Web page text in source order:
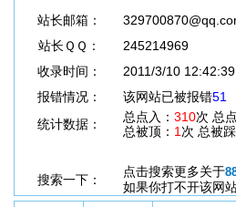
站长邮箱：
站长ＱＱ：
245214969
收录时间：
2011/3/10 12:42:39
报错情况：
该网站已被报错51
统计数据：
总点入： 310次 总
总被顶： 1 次 总被踩
搜索一下：
点击搜索更多关于
如果你打不开该网